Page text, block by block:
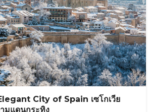
City of Spain เซโกเวีย
มแดนกระทิง